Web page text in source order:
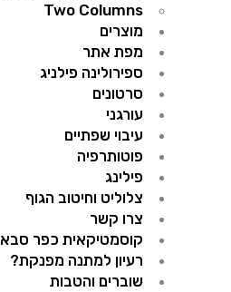
Two Columns
מוצרים
מפת אתר
ספירולינה פילניג
סרטונים
עורגני
עיבוי שפתיים
פוטותרפיה
פילינג
צלוליט וחיטוב הגוף
צרו קשר
קוסמטיקאית כפר סבא
רעיון למתנה מפנקת?
שוברים והטבות